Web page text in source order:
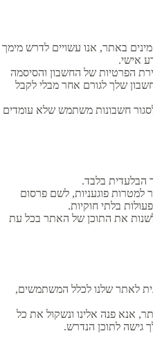
באתר, אנו עשויים לדרש מימך
אישי.
הפרטיות של החשבון והסיסמה
שלך לגורם אחר מבלי לקבל
חשבונות משתמש שלא עומדים
הבלעדית בלבד.
פוגעניות, לשם פרסום
בלתי חוקיות.
את התוכן של האתר בכל עת
לאתר שלנו לכלל המשתמשים,
אנא פנה אלינו ונשקול את כל
גישה לתוכן הנדרש.